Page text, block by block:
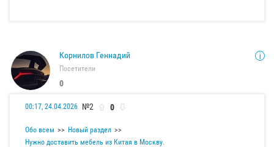
Корнилов Геннадий
Посетители
0
00:17, 24.04.2026 №2 0
Обо всем
Новый раздел
Нужно доставить мебель из Китая в Москву.